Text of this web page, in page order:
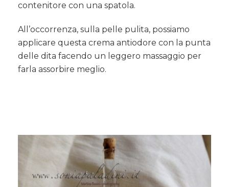
contenitore con una spatola.
All’occorrenza, sulla pelle pulita, possiamo
applicare questa crema antiodore con la punta
delle dita facendo un leggero massaggio per
farla assorbire meglio.